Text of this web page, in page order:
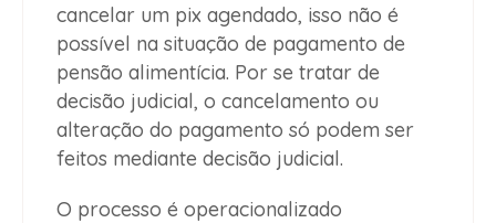
cancelar um pix agendado, isso não é
possível na situação de pagamento de
pensão alimentícia. Por se tratar de
decisão judicial, o cancelamento ou
alteração do pagamento só podem ser
feitos mediante decisão judicial.
O processo é operacionalizado